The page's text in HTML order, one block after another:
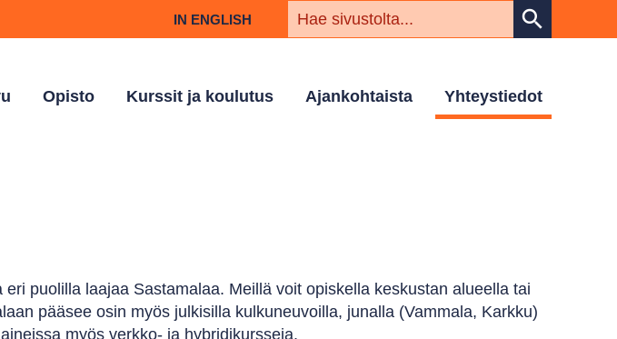
IN ENGLISH search
Opisto Kurssit ja koulutus Ajankohtaista Yhteystiedot
puolilla laajaa Sastamalaa. Meillä voit opiskella keskustan alueella tai
pääsee osin myös julkisilla kulkuneuvoilla, junalla (Vammala, Karkku)
myös verkko- ja hybridikursseja.